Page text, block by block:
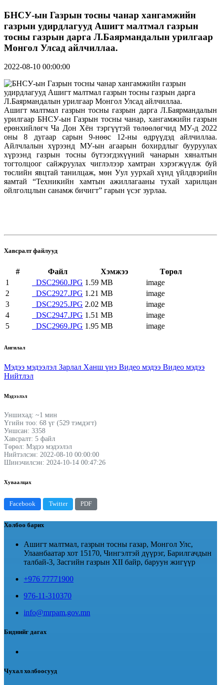
БНСУ-ын Газрын тосны чанар хангамжийн
газрын удирдлагууд Ашигт малтмал газрын
тосны газрын дарга Л.Баярмандалын урилгаар
Монгол Улсад айлчиллаа.
2022-08-10 00:00:00
Ашигт малтмал газрын тосны газрын дарга Л.Баярмандалын
урилгаар БНСУ-ын Газрын тосны чанар, хангамжийн газрын
ерөнхийлөгч Ча Дон Хён тэргүүтэй төлөөлөгчид МУ-д 2022
оны 8 дугаар сарын 9-нөөс 12-ны өдрүүдэд айлчиллаа.
Айлчлалын хүрээнд МУ-ын агаарын бохирдлыг бууруулах
хүрээнд газрын тосны бүтээгдэхүүний чанарын хяналтын
тогтолцоог сайжруулах чиглэлээр хамтран хэрэгжүүлж буй
төслийн явцтай танилцаж, мөн Уул уурхай хүнд үйлдвэрийн
яамтай “Техникийн хамтын ажиллагааны тухай харилцан
ойлголцлын санамж бичигт” гарын үсэг зурлаа.
Хавсралт файлууд
# Файл Хэмжээ
Төрөл
1
_DSC2960.JPG 1.59 MB
image
2
_DSC2927.JPG 1.21 MB
image
3
_DSC2925.JPG 2.02 MB
image
4
_DSC2947.JPG 1.51 MB
image
5
_DSC2969.JPG 1.95 MB image
Ангилал
Мэдээ мэдээлэл Зарлал Ханш үнэ Видео мэдээ Видео мэдээ
Нийтлэл
Мэдээлэл
Уншихад: ~1 мин
Үгийн тоо: 68 үг (529 тэмдэгт)
Уншсан: 3358
Хавсралт: 5 файл
Төрөл: Мэдээ мэдээлэл
Нийтэлсэн: 2022-08-10 00:00:00
Шинэчилсэн: 2024-10-14 00:47:26
Хуваалцах
Facebook Twitter PDF
Холбоо барих
Ашигт малтмал, газрын тосны газар, Монгол Улс,
Улаанбаатар хот 15170, Чингэлтэй дүүрэг, Барилгачдын
талбай-3, Засгийн газрын XII байр, баруун жигүүр
+976 77771900
976-11-310370
info@mrpam.gov.mn
Биднийг дагах
Чухал холбоосууд